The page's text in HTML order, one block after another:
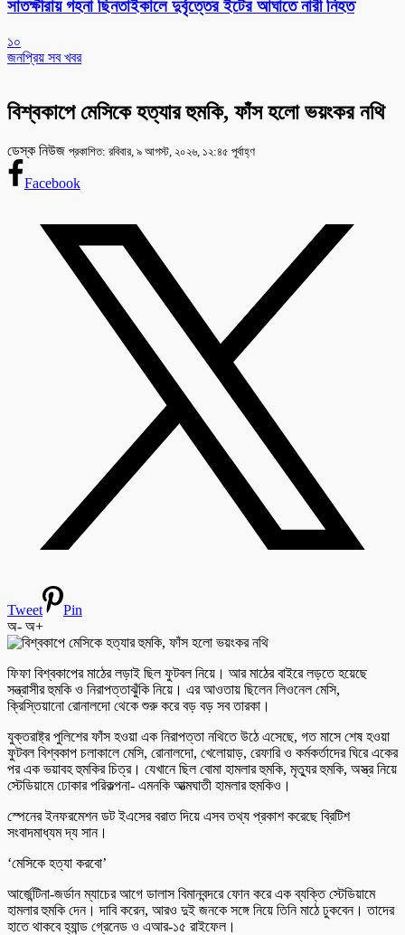
সাতক্ষীরায় গহনা ছিনতাইকালে দুর্বৃত্তের ইটের আঘাতে নারী নিহত
১০
জনপ্রিয় সব খবর
বিশ্বকাপে মেসিকে হত্যার হুমকি, ফাঁস হলো ভয়ংকর নথি
ডেস্ক নিউজ প্রকাশিত: রবিবার, ৯ আগস্ট, ২০২৬, ১২:৪৫ পূর্বাহ্ণ
Facebook
Tweet
Pin
অ- অ+
ফিফা বিশ্বকাপের মাঠের লড়াই ছিল ফুটবল নিয়ে। আর মাঠের বাইরে লড়তে হয়েছে
সন্ত্রাসীর হুমকি ও নিরাপত্তাঝুঁকি নিয়ে। এর আওতায় ছিলেন লিওনেল মেসি,
ক্রিস্তিয়ানো রোনালদো থেকে শুরু করে বড় বড় সব তারকা।
যুক্তরাষ্ট্র পুলিশের ফাঁস হওয়া এক নিরাপত্তা নথিতে উঠে এসেছে, গত মাসে শেষ হওয়া
ফুটবল বিশ্বকাপ চলাকালে মেসি, রোনালদো, খেলোয়াড়, রেফারি ও কর্মকর্তাদের ঘিরে একের
পর এক ভয়াবহ হুমকির চিত্র। যেখানে ছিল বোমা হামলার হুমকি, মৃত্যুর হুমকি, অস্ত্র নিয়ে
স্টেডিয়ামে ঢোকার পরিকল্পনা- এমনকি আত্মঘাতী হামলার হুমকিও।
স্পেনের ইনফরমেশন ডট ইএসের বরাত দিয়ে এসব তথ্য প্রকাশ করেছে ব্রিটিশ
সংবাদমাধ্যম দ্য সান।
‘মেসিকে হত্যা করবো’
আর্জেন্টিনা-জর্ডান ম্যাচের আগে ডালাস বিমানবন্দরে ফোন করে এক ব্যক্তি স্টেডিয়ামে
হামলার হুমকি দেন। দাবি করেন, আরও দুই জনকে সঙ্গে নিয়ে তিনি মাঠে ঢুকবেন। তাদের
হাতে থাকবে হ্যান্ড গ্রেনেড ও এআর-১৫ রাইফেল।